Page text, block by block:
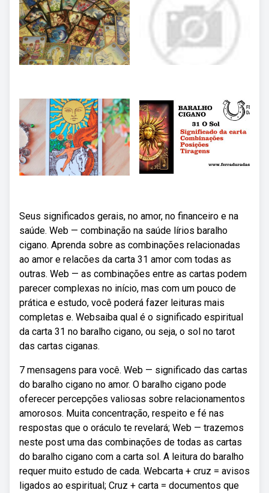
Seus significados gerais, no amor, no financeiro e na
saúde. Web — combinação na saúde lírios baralho
cigano. Aprenda sobre as combinações relacionadas
ao amor e relacões da carta 31 amor com todas as
outras. Web — as combinações entre as cartas podem
parecer complexas no início, mas com um pouco de
prática e estudo, você poderá fazer leituras mais
completas e. Websaiba qual é o significado espiritual
da carta 31 no baralho cigano, ou seja, o sol no tarot
das cartas ciganas.
7 mensagens para você. Web — significado das cartas
do baralho cigano no amor. O baralho cigano pode
oferecer percepções valiosas sobre relacionamentos
amorosos. Muita concentração, respeito e fé nas
respostas que o oráculo te revelará; Web — trazemos
neste post uma das combinações de todas as cartas
do baralho cigano com a carta sol. A leitura do baralho
requer muito estudo de cada. Webcarta + cruz = avisos
ligados ao espiritual; Cruz + carta = documentos que